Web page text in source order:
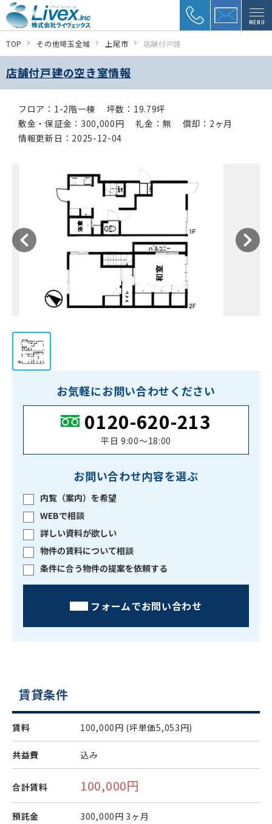
MENU
TOP その他埼玉全域 上尾市 店舗付戸建
店舗付戸建の空き室情報
フロア：1-2階一棟
坪数：19.79坪
敷金・保証金：300,000円
礼金：無
償却：2ヶ月
情報更新日：2025-12-04
お気軽にお問い合わせください
0120-620-213
平日 9:00〜18:00
お問い合わせ内容を選ぶ
内覧（案内）を希望
WEBで相談
詳しい資料が欲しい
物件の賃料について相談
条件に合う物件の提案を依頼する
フォームでお問い合わせ
賃貸条件
賃料 100,000円 (坪単価5,053円)
共益費 込み
合計賃料 100,000円
預託金 300,000円 3ヶ月